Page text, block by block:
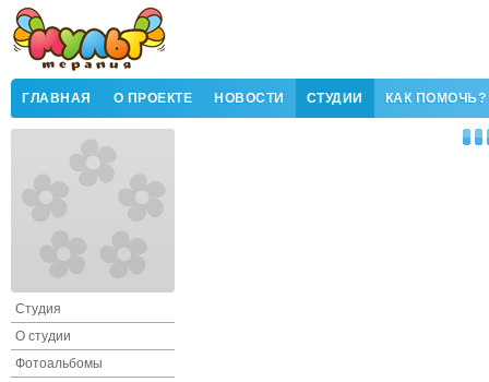
ГЛАВНАЯ О ПРОЕКТЕ НОВОСТИ СТУДИИ КАК ПОМОЧЬ?
Студия
О студии
Фотоальбомы